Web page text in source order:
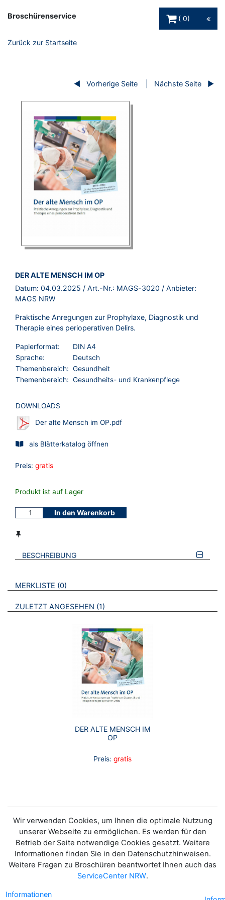
Broschürenservice
0
Zurück zur Startseite
Vorherige Seite Nächste Seite
BROSCHÜRE:
DER ALTE MENSCH IM OP
Datum: 04.03.2025 / Art.-Nr.: MAGS-3020 / Anbieter:
MAGS NRW
Praktische Anregungen zur Prophylaxe, Diagnostik und
Therapie eines perioperativen Delirs.
Papierformat:
DIN A4
Sprache:
Deutsch
Themenbereich: Gesundheit
Themenbereich: Gesundheits- und Krankenpflege
DOWNLOADS
Der alte Mensch im OP.pdf
als Blätterkatalog öffnen
Preis: gratis
Produkt ist auf Lager
In den Warenkorb
BESCHREIBUNG
VERWEISE AUF VERMERKTE- ODER ZULETZT ANGESEHENE
MERKLISTE 0 BROSCHÜREN
ZULETZT ANGESEHEN 1 BROSCHÜREN
DER ALTE MENSCH IM
OP
Preis: gratis
Wir verwenden Cookies, um Ihnen die optimale Nutzung
unserer Webseite zu ermöglichen. Es werden für den
Betrieb der Seite notwendige Cookies gesetzt. Weitere
Informationen finden Sie in den Datenschutzhinweisen.
Weitere Fragen zu Broschüren beantwortet Ihnen auch das
ServiceCenter NRW.
Informationen